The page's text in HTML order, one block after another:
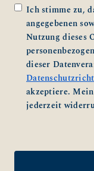
Zustimmung
Ich stimme zu,
angegebenen
Nutzung dieses
dieser
akzeptiere.
jederzeit